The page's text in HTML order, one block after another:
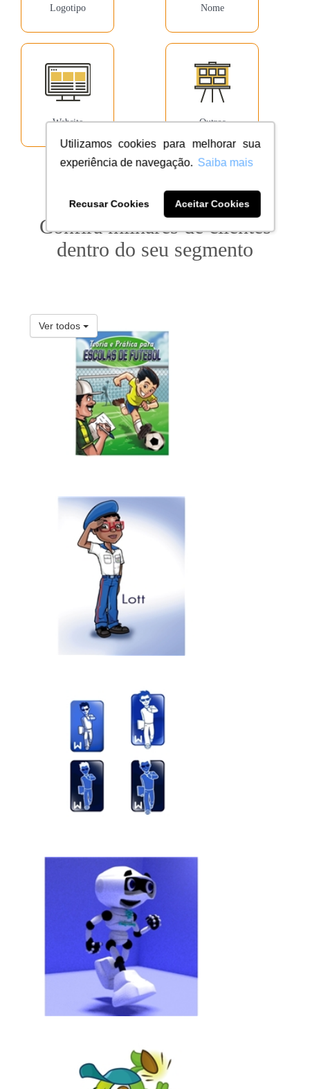
Utilizamos cookies para melhorar sua
experiência de navegação. Saiba mais
Recusar Cookies Aceitar Cookies
Logotipo Nome
Website Outros
Ver todos
Confira milhares de clientes
dentro do seu segmento